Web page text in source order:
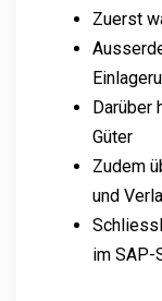
Zuerst
Darüber
Güter
Zudem
und
im SAP-